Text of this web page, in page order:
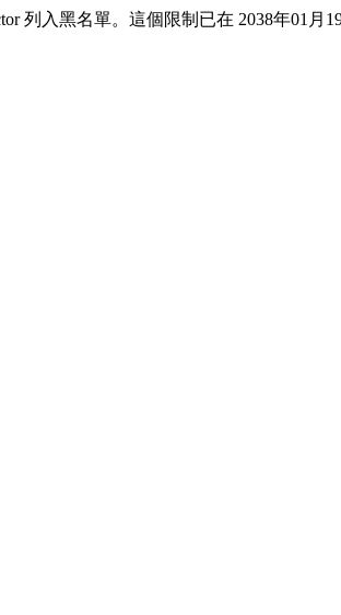
列入黑名單。這個限制已在 2038年01月